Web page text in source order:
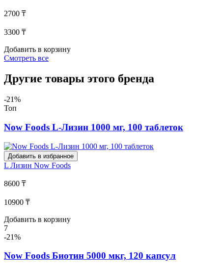
2700 ₸
3300 ₸
Добавить в корзину
Смотреть все
Другие товары этого бренда
-21%
Топ
Now Foods L-Лизин 1000 мг, 100 таблеток
Добавить в избранное
L Лизин Now Foods
8600 ₸
10900 ₸
Добавить в корзину
7
-21%
Now Foods Биотин 5000 мкг, 120 капсул